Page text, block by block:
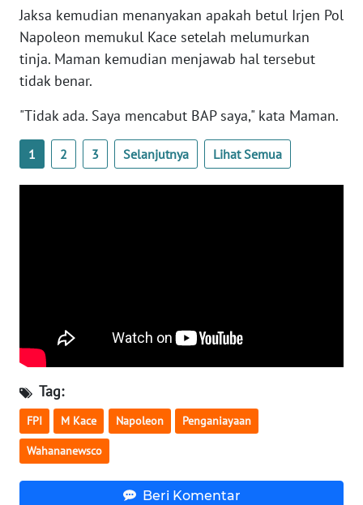
Jaksa kemudian menanyakan apakah betul Irjen Pol
Napoleon memukul Kace setelah melumurkan
tinja. Maman kemudian menjawab hal tersebut
tidak benar.
"Tidak ada. Saya mencabut BAP saya," kata Maman.
1 2 3 Selanjutnya Lihat Semua
Tag:
FPI M Kace Napoleon Penganiayaan
Wahananewsco
Beri Komentar
KEPRI
WN
PAPUA
PAPUA
BARAT
JAMBI
WN
SULTRA
WN
NTB